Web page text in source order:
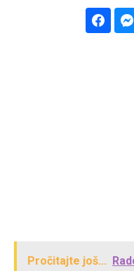
Pročitajte još...